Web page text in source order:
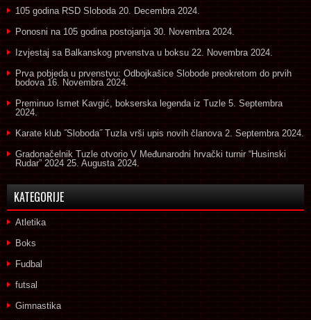
105 godina RSD Sloboda 20. Decembra 2024.
Ponosni na 105 godina postojanja 30. Novembra 2024.
Izvjestaj sa Balkanskog prvenstva u boksu 22. Novembra 2024.
Prva pobjeda u prvenstvu: Odbojkašice Slobode preokretom do prvih
bodova 16. Novembra 2024.
Preminuo Ismet Kavgić, bokserska legenda iz Tuzle 5. Septembra
2024.
Karate klub ˝Sloboda˝ Tuzla vrši upis novih članova 2. Septembra 2024.
Gradonačelnik Tuzle otvorio V Međunarodni hrvački turnir “Husinski
Rudar” 2024 25. Augusta 2024.
KATEGORIJE
Atletika
Boks
Fudbal
futsal
Gimnastika